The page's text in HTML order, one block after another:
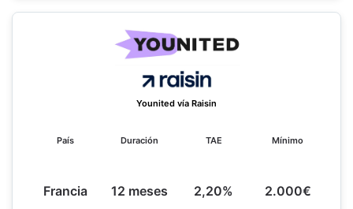
Younited vía Raisin
País
Francia
Duración
12 meses
TAE
2,20%
Mínimo
2.000€